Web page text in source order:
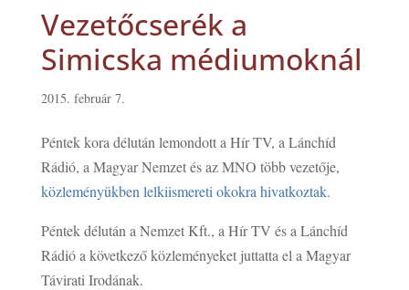
Vezetőcserék a
Simicska médiumoknál
2015. február 7.
Péntek kora délután lemondott a Hír TV, a Lánchíd
Rádió, a Magyar Nemzet és az MNO több vezetője,
közleményükben lelkiismereti okokra hivatkoztak.
Péntek délután a Nemzet Kft., a Hír TV és a Lánchíd
Rádió a következő közleményeket juttatta el a Magyar
Távirati Irodának.